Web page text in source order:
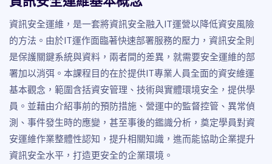
資訊安全運維，是一套將資訊安全融入IT運營以降低資安風險
的方法。由於IT運作面臨著快速部署服務的壓力，資訊安全則
是保護關鍵系統與資料，兩者間的差異，就需要安全運維的部
署加以消弭。本課程目的在於提供IT專業人員全面的資安維運
基本觀念，範圍含括資安管理、技術與實體環境安全，提供學
員。並藉由介紹事前的預防措施、營運中的監督控管、異常偵
測、事件發生時的應變，甚至事後的鑑識分析，奠定學員對資
安運維作業整體性認知，提升相關知識，進而能協助企業提升
資訊安全水平，打造更安全的企業環境。